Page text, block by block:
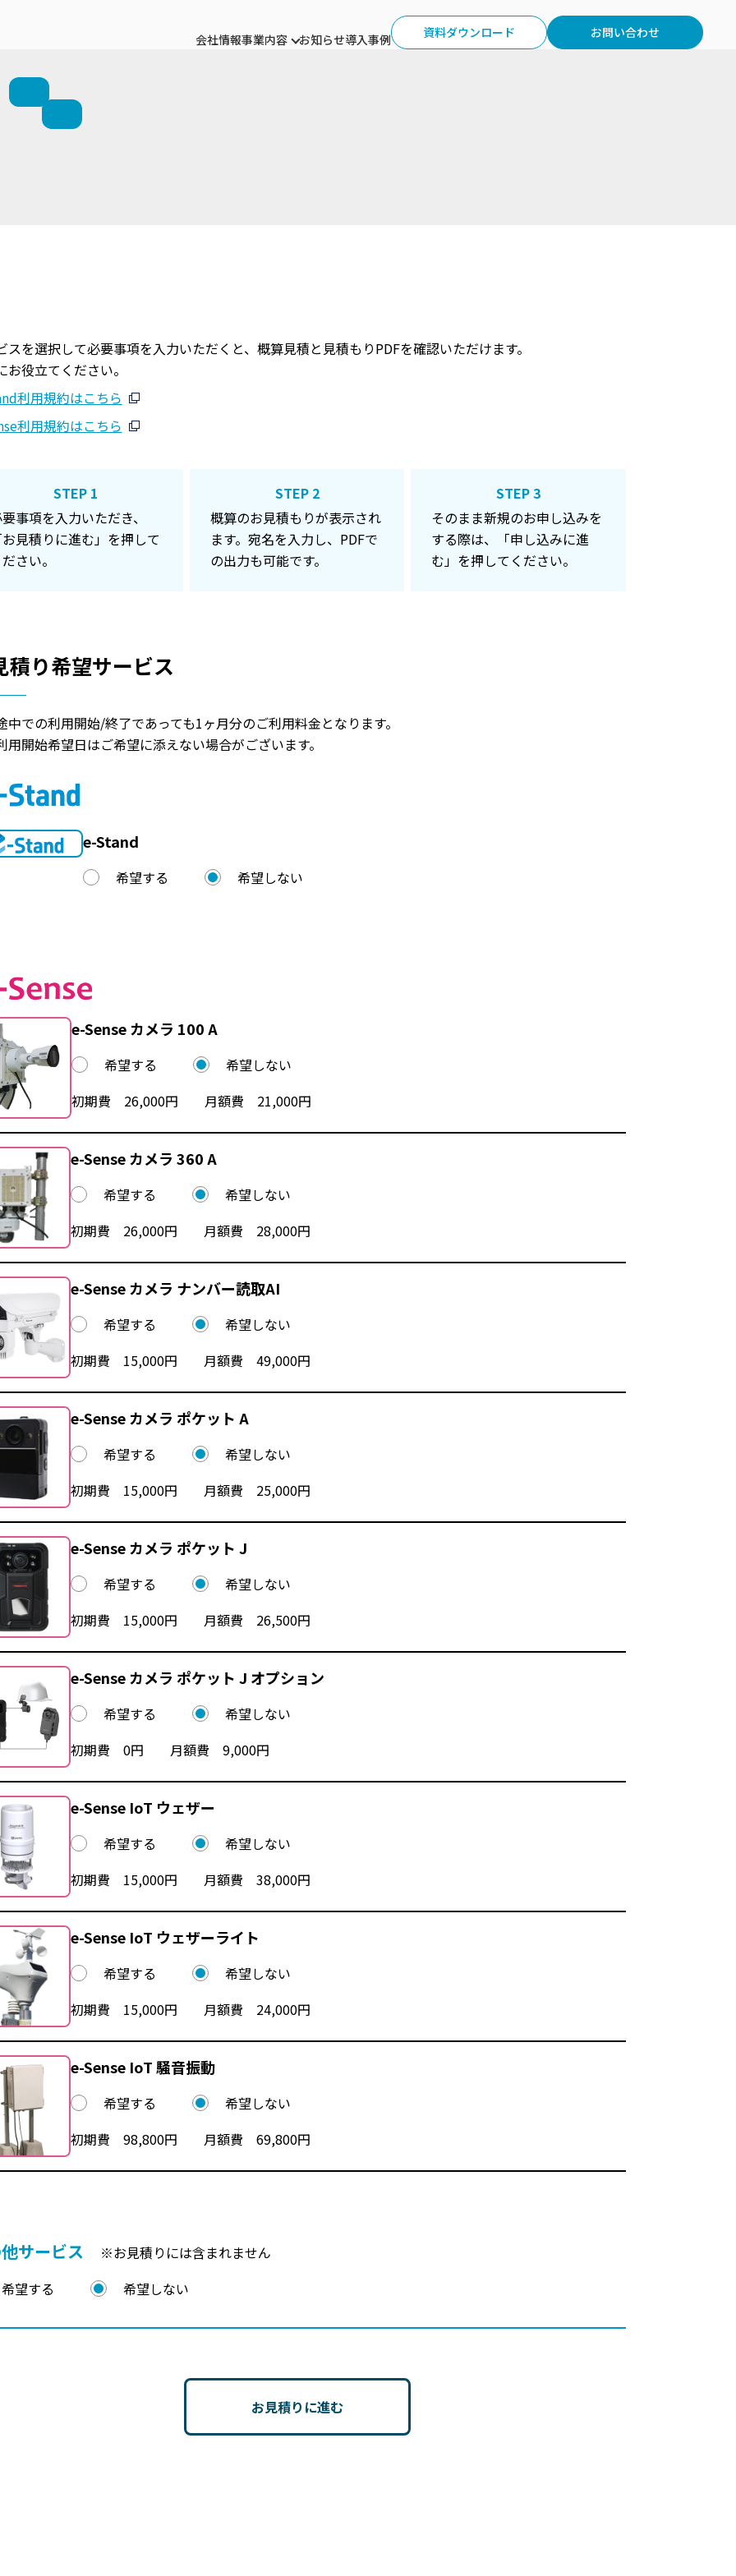
会社情報事業内容 お知らせ導入事例 資料ダウンロード お問い合わせ
スを選択して必要事項を入力いただくと、概算見積と見積もりPDFを確認いただけます。
お役立てください。
利用規約はこちら
利用規約はこちら
STEP 1
事項を入力いただき、
見積りに進む」を押して
さい。
STEP 2
概算のお見積もりが表示され
ます。宛名を入力し、PDFで
の出力も可能です。
STEP 3
そのまま新規のお申し込みを
する際は、「申し込みに進
む」を押してください。
積り希望サービス
での利用開始/終了であっても1ヶ月分のご利用料金となります。
開始希望日はご希望に添えない場合がございます。
e-Stand
希望する 希望しない
e-Sense カメラ 100 A
希望する
希望しない
初期費 26,000円 月額費 21,000円
e-Sense カメラ 360 A
希望する
希望しない
初期費 26,000円 月額費 28,000円
e-Sense カメラ ナンバー読取AI
希望する
希望しない
初期費 15,000円 月額費 49,000円
e-Sense カメラ ポケット A
希望する
希望しない
初期費 15,000円 月額費 25,000円
e-Sense カメラ ポケット J
希望する
希望しない
初期費 15,000円 月額費 26,500円
e-Sense カメラ ポケット J オプション
希望する
希望しない
初期費 0円 月額費 9,000円
e-Sense IoT ウェザー
希望する
希望しない
初期費 15,000円 月額費 38,000円
e-Sense IoT ウェザーライト
希望する
希望しない
初期費 15,000円 月額費 24,000円
e-Sense IoT 騒音振動
希望する
希望しない
初期費 98,800円 月額費 69,800円
サービス
※お見積りには含まれません
希望する
希望しない